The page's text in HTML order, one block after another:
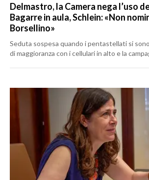
Delmastro, la Camera nega l’uso
Bagarre in aula, Schlein: «Non
Borsellino»
Seduta sospesa quando i pentastellati si
di maggioranza con i cellulari in alto e la